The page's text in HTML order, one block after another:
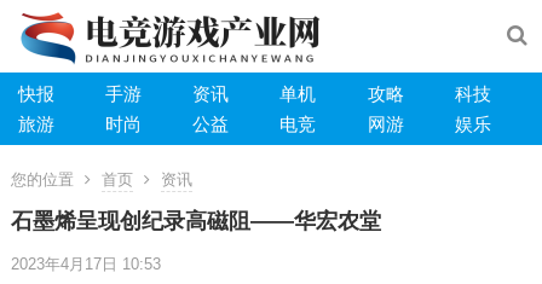
快报 手游 资讯 单机 攻略
科技
旅游
时尚 公益 电竞 网游 娱乐
您的位置 首页 资讯
石墨烯呈现创纪录高磁阻——华宏农堂
2023年4月17日 10:53